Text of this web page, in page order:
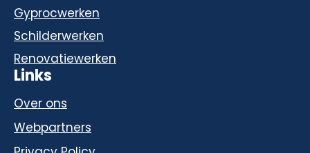
Gyprocwerken
Schilderwerken
Renovatiewerken
Links
Over ons
Webpartners